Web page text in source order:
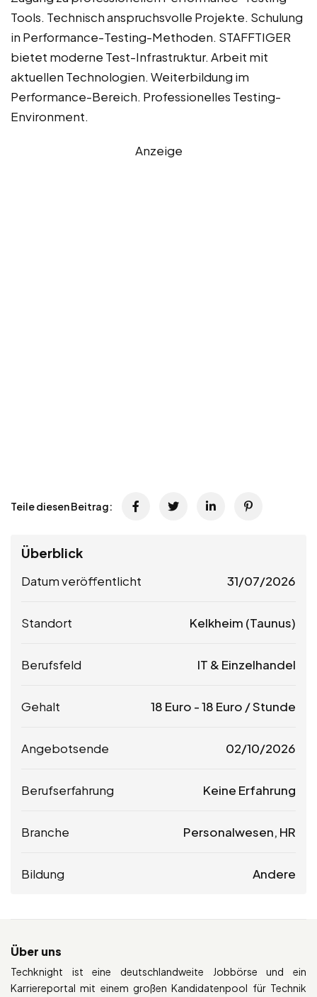
Tools. Technisch anspruchsvolle Projekte. Schulung
in Performance-Testing-Methoden. STAFFTIGER
bietet moderne Test-Infrastruktur. Arbeit mit
aktuellen Technologien. Weiterbildung im
Performance-Bereich. Professionelles Testing-
Environment.
Anzeige
Teile diesen Beitrag:
Überblick
Datum veröffentlicht 31/07/2026
Standort Kelkheim (Taunus)
Berufsfeld IT & Einzelhandel
Gehalt 18 Euro -18 Euro / Stunde
Angebotsende 02/10/2026
Berufserfahrung Keine Erfahrung
Branche Personalwesen, HR
Bildung Andere
Über uns
Techknight ist eine deutschlandweite Jobbörse und ein
Karriereportal mit einem großen Kandidatenpool für Technik